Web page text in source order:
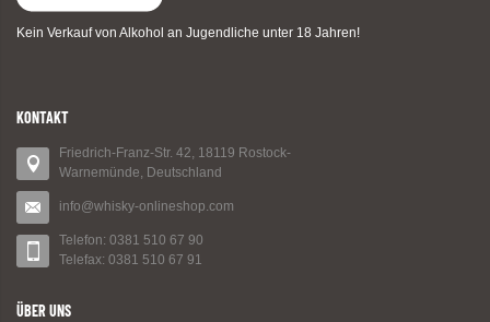
Kein Verkauf von Alkohol an Jugendliche unter 18 Jahren!
KONTAKT
Friedrich-Franz-Str. 42, 18119 Rostock-
Warnemünde, Deutschland
info@whisky-onlineshop.com
Telefon: 0381 510 67 90
Telefax: 0381 510 67 91
ÜBER UNS